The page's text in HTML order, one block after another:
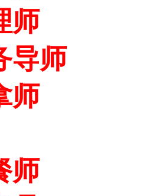
师
导师
师
师